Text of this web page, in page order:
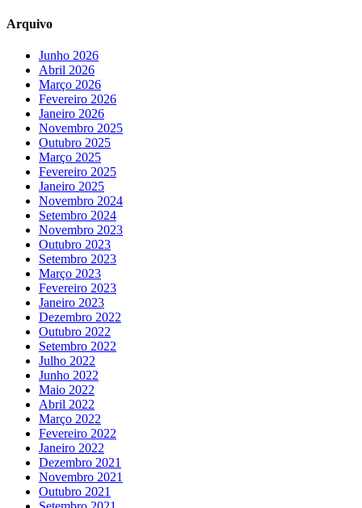
Arquivo
Junho 2026
Abril 2026
Março 2026
Fevereiro 2026
Janeiro 2026
Novembro 2025
Outubro 2025
Março 2025
Fevereiro 2025
Janeiro 2025
Novembro 2024
Setembro 2024
Novembro 2023
Outubro 2023
Setembro 2023
Março 2023
Fevereiro 2023
Janeiro 2023
Dezembro 2022
Outubro 2022
Setembro 2022
Julho 2022
Junho 2022
Maio 2022
Abril 2022
Março 2022
Fevereiro 2022
Janeiro 2022
Dezembro 2021
Novembro 2021
Outubro 2021